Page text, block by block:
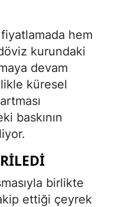
hem
kurundaki
devam
küresel
baskının
birlikte
ettiği çeyrek